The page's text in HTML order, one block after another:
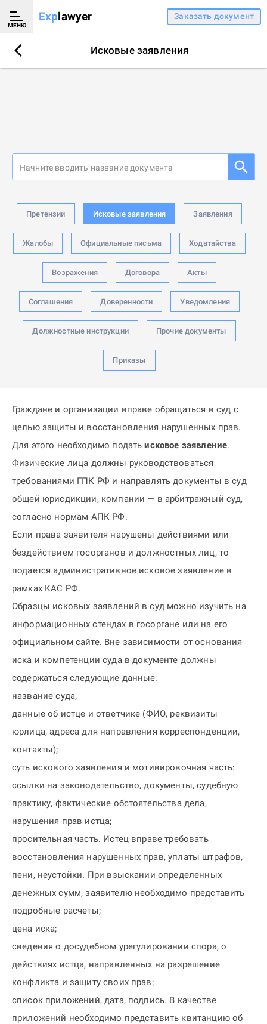
МЕНЮ
Explawyer Заказать документ
Исковые заявления
Начните вводить название документа
Претензии Исковые заявления Заявления
Жалобы Официальные письма Ходатайства
Возражения Договора Акты
Соглашения Доверенности Уведомления
Должностные инструкции Прочие документы
Приказы
Граждане и организации вправе обращаться в суд с
целью защиты и восстановления нарушенных прав.
Для этого необходимо податьисковое заявление.
Физические лица должны руководствоваться
требованиями ГПК РФ и направлять документы в суд
общей юрисдикции, компании — в арбитражный суд,
согласно нормам АПК РФ.
Если права заявителя нарушены действиями или
бездействием госорганов и должностных лиц, то
подается административное исковое заявление в
рамках КАС РФ.
Образцы исковых заявлений в суд можно изучить на
информационных стендах в госоргане или на его
официальном сайте. Вне зависимости от основания
иска и компетенции суда в документе должны
содержаться следующие данные:
название суда;
данные об истце и ответчике (ФИО, реквизиты
юрлица, адреса для направления корреспонденции,
контакты);
суть искового заявления и мотивировочная часть:
ссылки на законодательство, документы, судебную
практику, фактические обстоятельства дела,
нарушения прав истца;
просительная часть. Истец вправе требовать
восстановления нарушенных прав, уплаты штрафов,
пени, неустойки. При взыскании определенных
денежных сумм, заявителю необходимо представить
подробные расчеты;
цена иска;
сведения о досудебном урегулировании спора, о
действиях истца, направленных на разрешение
конфликта и защиту своих прав;
список приложений, дата, подпись. В качестве
приложений необходимо представить квитанцию об